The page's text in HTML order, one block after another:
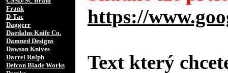
Frank
D-Tac
Daggerr
Daedalus Knife Co.
Damned Designs
Dawson Knives
Darrel Ralph
Defcon Blade Works
https://
Text který